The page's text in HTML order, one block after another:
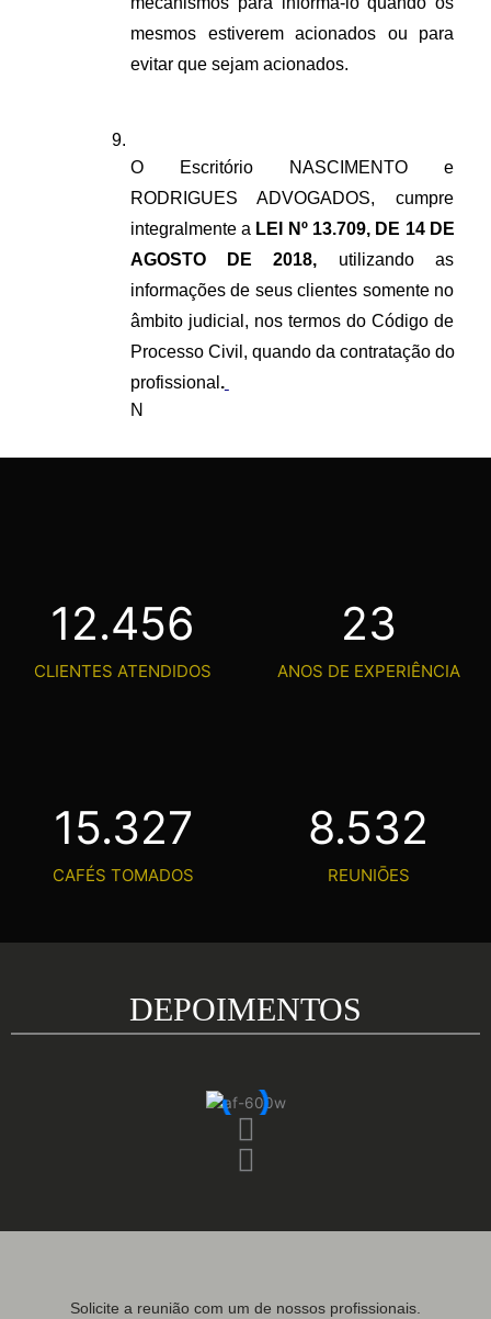
mesmos estiverem acionados ou para
evitar que sejam acionados.
O Escritório NASCIMENTO e
RODRIGUES ADVOGADOS, cumpre
integralmente a LEI Nº 13.709, DE 14 DE
AGOSTO DE 2018, utilizando as
informações de seus clientes somente no
âmbito judicial, nos termos do Código de
Processo Civil, quando da contratação do
profissional .
N
12.456
CLIENTES ATENDIDOS
23
ANOS DE EXPERIÊNCIA
15.327
CAFÉS TOMADOS
8.532
REUNIŌES
DEPOIMENTOS
Solicite a reunião com um de nossos profissionais.